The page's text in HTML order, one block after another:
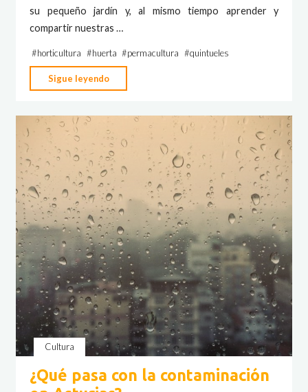
su pequeño jardín y, al mismo tiempo aprender y
compartir nuestras …
#horticultura #huerta #permacultura #quintueles
Sigue leyendo
la
Toni,
agricultor
local
en
Villaviciosa"
Cultura
¿Qué pasa con la contaminación